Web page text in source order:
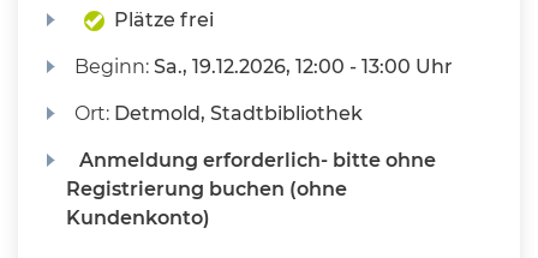
Plätze frei
Beginn:Sa., 19.12.2026, 12:00 - 13:00 Uhr
Ort: Detmold, Stadtbibliothek
Anmeldung erforderlich- bitte ohne
Registrierung buchen (ohne
Kundenkonto)